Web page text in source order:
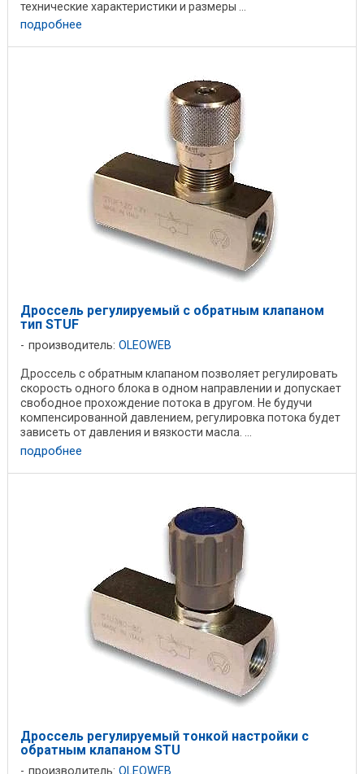
технические характеристики и размеры ...
подробнее
Дроссель регулируемый с обратным клапаном
тип STUF
производитель: OLEOWEB
Дроссель с обратным клапаном позволяет регулировать
скорость одного блока в одном направлении и допускает
свободное прохождение потока в другом. Не будучи
компенсированной давлением, регулировка потока будет
зависеть от давления и вязкости масла. ...
подробнее
Дроссель регулируемый тонкой настройки с
обратным клапаном STU
производитель: OLEOWEB